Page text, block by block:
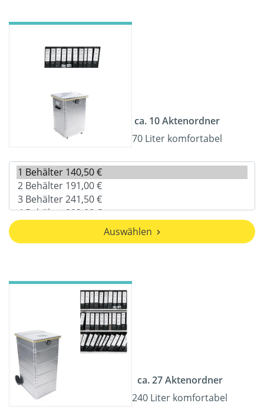
ca. 10 Aktenordner
70 Liter komfortabel
Auswählen
ca. 27 Aktenordner
240 Liter komfortabel